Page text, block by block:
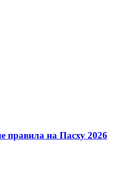
правила на Пасху 2026